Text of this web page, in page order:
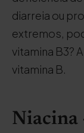
diarreia ou
extremos,
vitamina B3?
vitamina B.
Niacina